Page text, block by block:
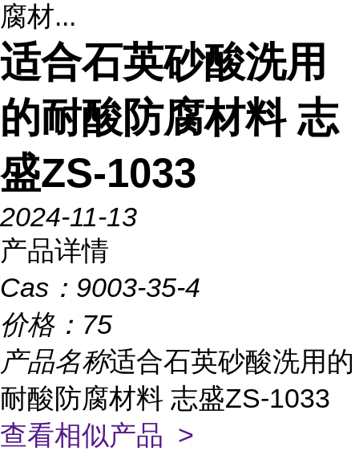
腐材...
适合石英砂酸洗用
的耐酸防腐材料 志
盛ZS-1033
2024-11-13
产品详情
Cas： 9003-35-4
价格： 75
产品名称适合石英砂酸洗用的
耐酸防腐材料 志盛ZS-1033
查看相似产品 >